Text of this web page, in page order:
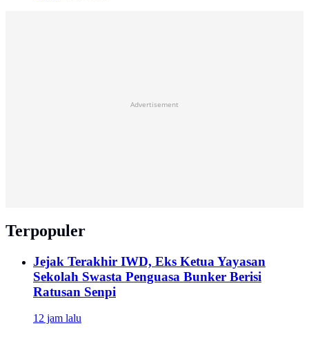
Advertisement
Terpopuler
Jejak Terakhir IWD, Eks Ketua Yayasan
Sekolah Swasta Penguasa Bunker Berisi
Ratusan Senpi
12 jam lalu